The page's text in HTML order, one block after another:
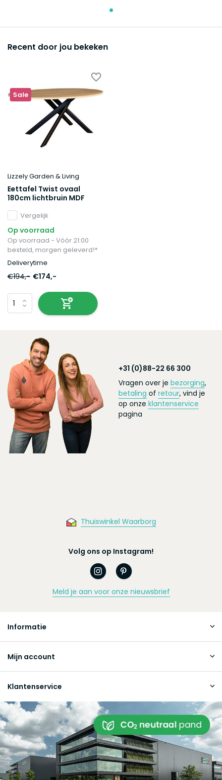
Recent door jou bekeken
Sale
Lizzely Garden & Living
Eettafel Twist ovaal
180cm lichtbruin MDF
Vergelijk
Op voorraad
Op voorraad - Vóór 21:00
besteld, morgen geleverd!*
Deliverytime
€194,- €174,-
+31 (0)88-22 66 300
Vragen over je bezorging,
betaling of retour, vind je
op onze klantenservice
pagina
Thuiswinkel Waarborg
Volg ons op Instagram!
Meld je aan voor onze nieuwsbrief
Informatie
Mijn account
Klantenservice